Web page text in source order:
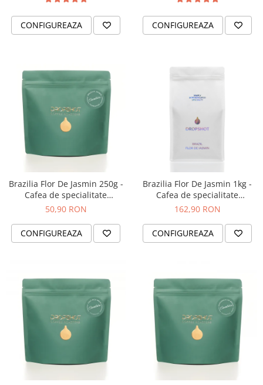
CONFIGUREAZA CONFIGUREAZA
Brazilia Flor De Jasmin 250g -
Cafea de specialitate
DROPSHOT
50,90 RON
CONFIGUREAZA
Brazilia Flor De Jasmin 1kg -
Cafea de specialitate
DROPSHOT
162,90 RON
CONFIGUREAZA